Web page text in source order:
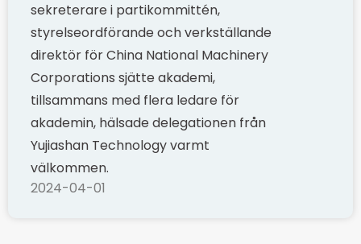
sekreterare i partikommittén,
styrelseordförande och verkställande
direktör för China National Machinery
Corporations sjätte akademi,
tillsammans med flera ledare för
akademin, hälsade delegationen från
Yujiashan Technology varmt
välkommen.
2024-04-01